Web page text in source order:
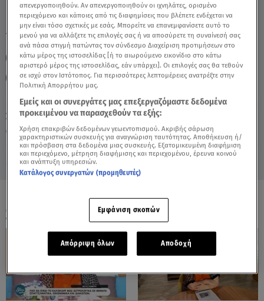
Σάββατο 8 Αυγούστου 2026
25.01.25, 16:24 ΖΩΔΙΑ
TAGS: STARS SYSTEM STARS SYSTEM 25/1/25
ΑΣΤΡΟΛΟΓΙΚΕΣ ΠΡΟΒΛΕΨΕΙΣ ΖΩΔΙΑ
ΖΩΔΙΑ ΑΣΗ ΜΠΗΛΙΟΥ
ΑΣΗ ΜΠΗΛΙΟΥ
ΤΟΞΟΤΗΣ
ΟΛΑ ΤΑ ΒΙΝΤΕΟ
απενεργοποιηθούν. Αν απενεργοποιηθούν οι ιχνηλάτες, ορισμένο
περιεχόμενο και κάποιες από τις διαφημίσεις που βλέπετε ενδέχεται να
μην είναι τόσο σχετικές με εσάς. Μπορείτε να επανεμφανίσετε αυτό το
μενού για να αλλάξετε τις επιλογές σας ή να αποσύρετε τη συναίνεσή σας
ανά πάσα στιγμή πατώντας τον σύνδεσμο Διαχείριση προτιμήσεων στο
κάτω μέρος της ιστοσελίδας [ή το αιωρούμενο εικονίδιο στο κάτω
αριστερό μέρος της ιστοσελίδας, εάν υπάρχει]. Οι επιλογές σας θα τεθούν
σε ισχύ στον Ιστότοπος. Για περισσότερες λεπτομέρειες ανατρέξτε στην
Πολιτική Απορρήτου μας.
Εμείς και οι συνεργάτες μας επεξεργαζόμαστε δεδομένα
προκειμένου να παρασχεθούν τα εξής:
Χρήση επακριβών δεδομένων γεωεντοπισμού. Ακριβής σάρωση
χαρακτηριστικών συσκευής για αναγνώριση ταυτότητας. Αποθήκευση ή/
και πρόσβαση στα δεδομένα μιας συσκευής. Εξατομικευμένη διαφήμιση
και περιεχόμενο, μέτρηση διαφήμισης και περιεχομένου, έρευνα κοινού
και ανάπτυξη υπηρεσιών.
Κατάλογος συνεργατών (προμηθευτές)
Εμφάνιση σκοπών
Απόρριψη όλων Αποδοχή